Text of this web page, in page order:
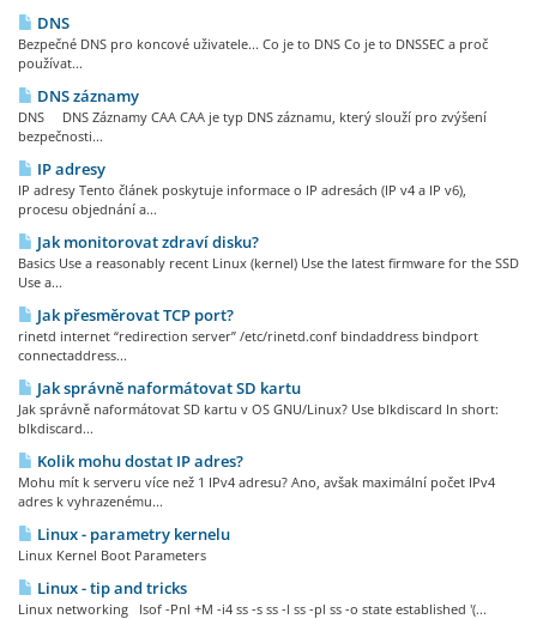
DNS
Bezpečné DNS pro koncové uživatele... Co je to DNS Co je to DNSSEC a proč
používat...
DNS záznamy
DNS DNS Záznamy CAA CAA je typ DNS záznamu, který slouží pro zvýšení
bezpečnosti...
IP adresy
IP adresy Tento článek poskytuje informace o IP adresách (IP v4 a IP v6),
procesu objednání a...
Jak monitorovat zdraví disku?
Basics Use a reasonably recent Linux (kernel) Use the latest firmware for the SSD
Use a...
Jak přesměrovat TCP port?
rinetd internet “redirection server” /etc/rinetd.conf bindaddress bindport
connectaddress...
Jak správně naformátovat SD kartu
Jak správně naformátovat SD kartu v OS GNU/Linux? Use blkdiscard In short:
blkdiscard...
Kolik mohu dostat IP adres?
Mohu mít k serveru více než 1 IPv4 adresu? Ano, avšak maximální počet IPv4
adres k vyhrazenému...
Linux - parametry kernelu
Linux Kernel Boot Parameters
Linux - tip and tricks
Linux networking lsof -Pnl +M -i4 ss -s ss -l ss -pl ss -o state established '(...